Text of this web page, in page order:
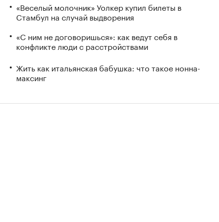
«Веселый молочник» Уолкер купил билеты в
Стамбул на случай выдворения
«С ним не договоришься»: как ведут себя в
конфликте люди с расстройствами
Жить как итальянская бабушка: что такое нонна-
максинг